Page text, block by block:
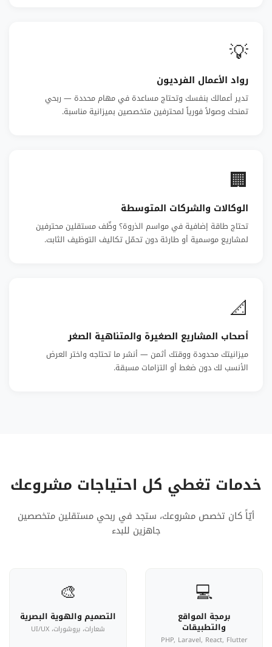
💡
رواد الأعمال الفرديون
تدير أعمالك بنفسك وتحتاج مساعدة في مهام محددة — ربحي
تمنحك وصولاً فورياً لمحترفين متخصصين بميزانية مناسبة.
🏢
الوكالات والشركات المتوسطة
تحتاج طاقة إضافية في مواسم الذروة؟ وظّف مستقلين محترفين
لمشاريع موسمية أو طارئة دون تحمّل تكاليف التوظيف الثابت.
📐
أصحاب المشاريع الصغيرة والمتناهية الصغر
ميزانيتك محدودة ووقتك أثمن — أنشر ما تحتاجه واختر العرض
الأنسب لك دون ضغط أو التزامات مسبقة.
خدمات تغطي كل احتياجات مشروعك
أيّاً كان تخصص مشروعك، ستجد في ربحي مستقلين متخصصين
جاهزين للبدء
💻
برمجة المواقع
والتطبيقات
PHP, Laravel, React, Flutter
🎨
التصميم والهوية البصرية
شعارات، بروشورات، UI/UX